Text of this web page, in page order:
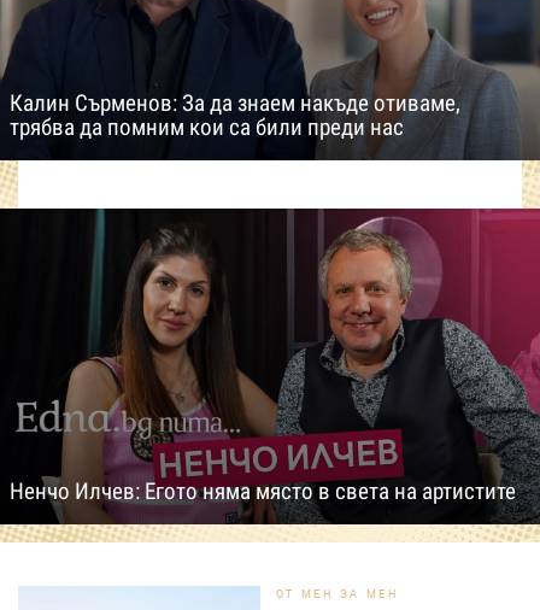
Калин Сърменов: За да знаем накъде отиваме,
трябва да помним кои са били преди нас
Ненчо Илчев: Егото няма място в света на артистите
ОТ МЕН ЗА МЕН